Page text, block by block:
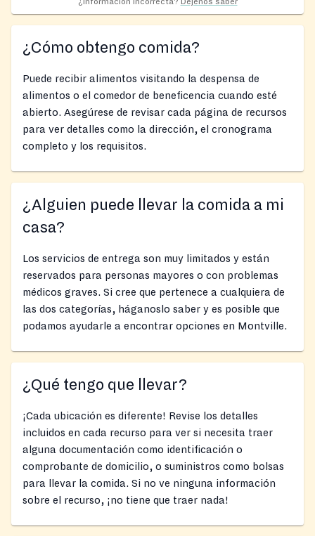
¿Cómo obtengo comida?
Puede recibir alimentos visitando la despensa de
alimentos o el comedor de beneficencia cuando esté
abierto. Asegúrese de revisar cada página de recursos
para ver detalles como la dirección, el cronograma
completo y los requisitos.
¿Alguien puede llevar la comida a mi
casa?
Los servicios de entrega son muy limitados y están
reservados para personas mayores o con problemas
médicos graves. Si cree que pertenece a cualquiera de
las dos categorías, háganoslo saber y es posible que
podamos ayudarle a encontrar opciones en Montville.
¿Qué tengo que llevar?
¡Cada ubicación es diferente! Revise los detalles
incluidos en cada recurso para ver si necesita traer
alguna documentación como identificación o
comprobante de domicilio, o suministros como bolsas
para llevar la comida. Si no ve ninguna información
sobre el recurso, ¡no tiene que traer nada!